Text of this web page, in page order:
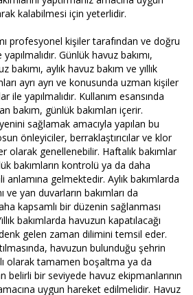
kalabilmesi için yeterlidir.
profesyonel kişiler tarafından ve doğru
Günlük havuz bakımı,
bakımı, aylık havuz bakım ve yıllık
ayrı ayrı ve konusunda uzman kişiler
ile yapılmalıdır. Kullanım esansında
bakım, günlük bakımları içerir.
sağlamak amacıyla yapılan bu
önleyiciler, berraklaştırıcılar ve klor
olarak genellenebilir. Haftalık bakımlar
bakımların kontrolü ya da daha
anlamına gelmektedir. Aylık bakımlarda
ve yan duvarların bakımları da
kapsamlı bir düzenin sağlanması
bakımlarda havuzun kapatılacağı
gelen zaman dilimini temsil eder.
havuzun bulunduğu şehrin
olarak tamamen boşaltma ya da
belirli bir seviyede havuz ekipmanlarının
uygun hareket edilmelidir. Havuz